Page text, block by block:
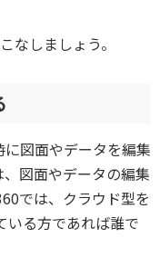
なしましょう。
図面やデータを編集
図面やデータの編集
では、クラウド型を
いる方であれば誰で